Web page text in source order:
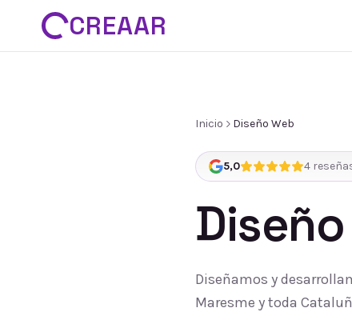
CREAAR
Inicio Diseño Web
5,0 4
Diseñamos y
Maresme y toda